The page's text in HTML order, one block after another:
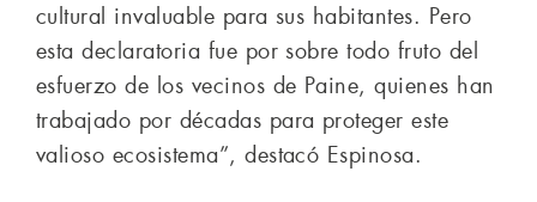
cultural invaluable para sus habitantes. Pero
esta declaratoria fue por sobre todo fruto del
esfuerzo de los vecinos de Paine, quienes han
trabajado por décadas para proteger este
valioso ecosistema”, destacó Espinosa.